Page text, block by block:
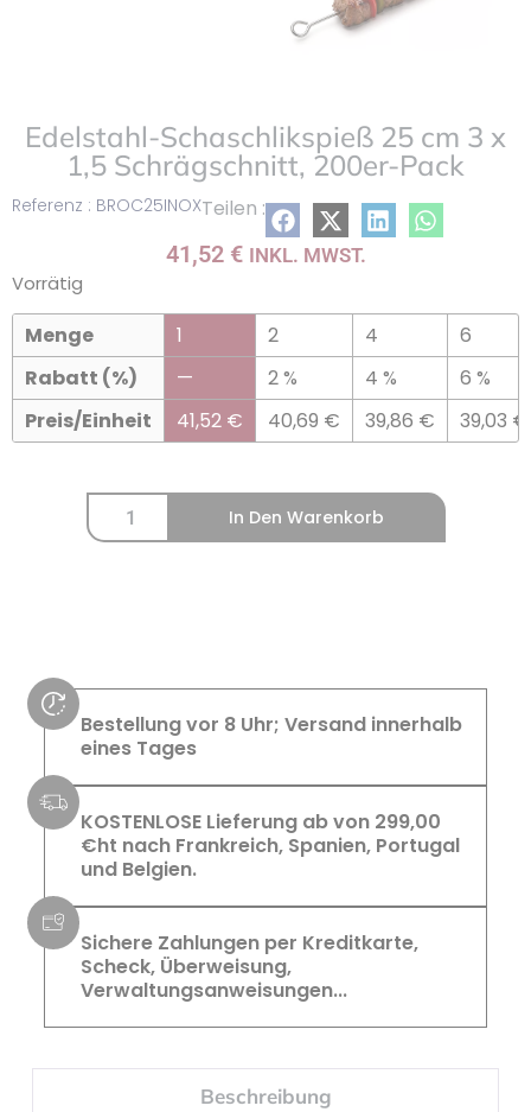
Referenz : BROC25INOXTeilen :
Edelstahl-Schaschlikspieß 25 cm 3 x
1,5 Schrägschnitt, 200er-Pack
41,52 € INKL. MWST.
Vorrätig
Menge
Rabatt (%)
Preis/Einheit
1
—
41,52 €
2
2 %
40,69 €
4
4 %
39,86 €
6
6 %
39,03 €
In Den Warenkorb
Bestellung vor 8 Uhr; Versand innerhalb
eines Tages
KOSTENLOSE Lieferung ab von 299,00
€ht nach Frankreich, Spanien, Portugal
und Belgien.
Sichere Zahlungen per Kreditkarte,
Scheck, Überweisung,
Verwaltungsanweisungen...
Beschreibung